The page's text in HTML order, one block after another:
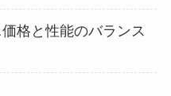
格と性能のバランス